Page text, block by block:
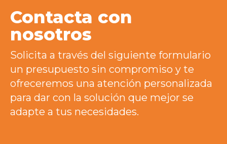
Contacta con
nosotros
Solicita a través del siguiente formulario
un presupuesto sin compromiso y te
ofreceremos una atención personalizada
para dar con la solución que mejor se
adapte a tus necesidades.